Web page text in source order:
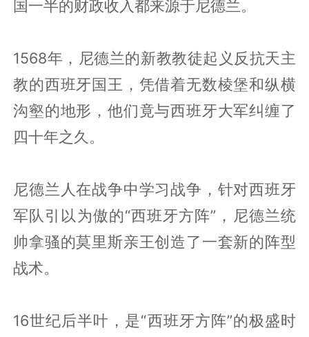
国一半的财政收入都来源于尼德兰。
1568年，尼德兰的新教教徒起义反抗天主
教的西班牙国王，凭借着无数棱堡和纵横
沟壑的地形，他们竟与西班牙大军纠缠了
四十年之久。
尼德兰人在战争中学习战争，针对西班牙
军队引以为傲的“西班牙方阵”，尼德兰统
帅拿骚的莫里斯亲王创造了一套新的阵型
战术。
16世纪后半叶，是“西班牙方阵”的极盛时